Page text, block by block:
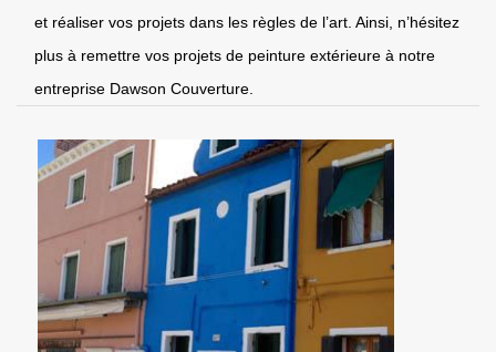
et réaliser vos projets dans les règles de l’art. Ainsi, n’hésitez
plus à remettre vos projets de peinture extérieure à notre
entreprise Dawson Couverture.